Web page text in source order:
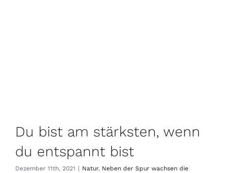
Du bist am stärksten, wenn
du entspannt bist
Dezember 11th, 2021 | Natur, Neben der Spur wachsen die